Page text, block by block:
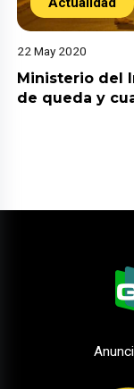
22 May 2020
Ministerio del
de queda y